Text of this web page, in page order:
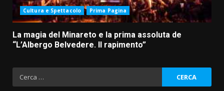
Cultura e Spettacolo Prima Pagina
La magia del Minareto e la prima assoluta de
“L’Albergo Belvedere. Il rapimento”
Ricerca
per: